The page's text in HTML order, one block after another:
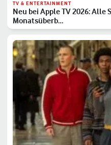
TV & ENTERTAINMENT
Neu bei Apple TV 2026:
Monatsüberb…